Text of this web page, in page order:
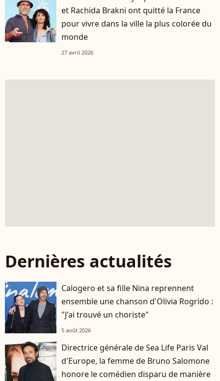
et Rachida Brakni ont quitté la France
pour vivre dans la ville la plus colorée du
monde
27 avril 2026
Dernières actualités
Calogero et sa fille Nina reprennent
ensemble une chanson d'Olivia Rogrido :
"J'ai trouvé un choriste"
5 août 2026
Directrice générale de Sea Life Paris Val
d'Europe, la femme de Bruno Salomone
honore le comédien disparu de manière